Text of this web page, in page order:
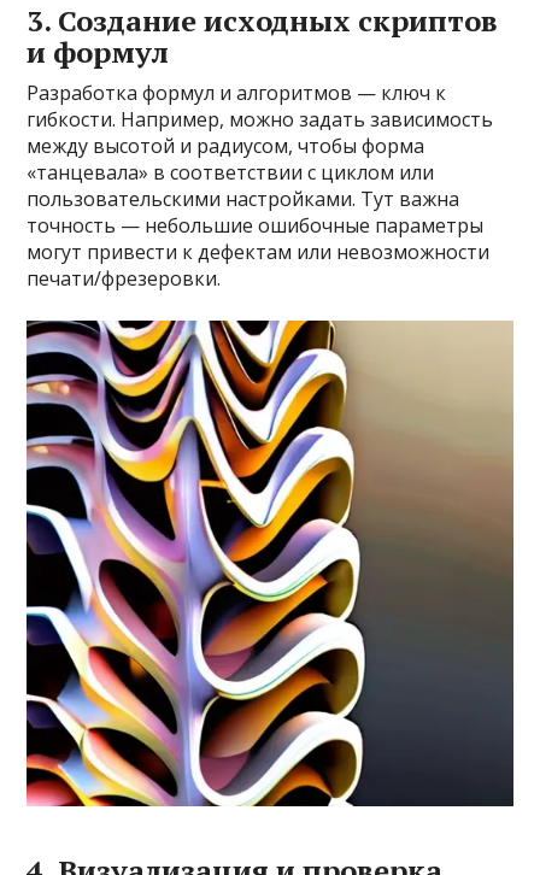
3. Создание исходных скриптов
и формул
Разработка формул и алгоритмов — ключ к
гибкости. Например, можно задать зависимость
между высотой и радиусом, чтобы форма
«танцевала» в соответствии с циклом или
пользовательскими настройками. Тут важна
точность — небольшие ошибочные параметры
могут привести к дефектам или невозможности
печати/фрезеровки.